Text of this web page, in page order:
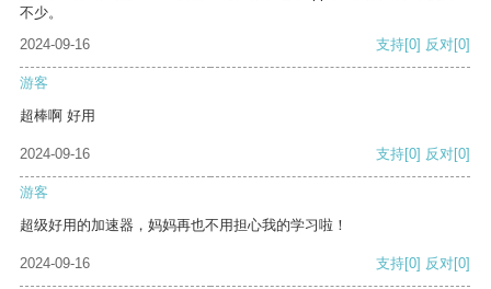
不少。
2024-09-16
支持[0] 反对[0]
游客
超棒啊 好用
2024-09-16 支持[0] 反对[0]
游客
超级好用的加速器，妈妈再也不用担心我的学习啦！
2024-09-16 支持[0] 反对[0]